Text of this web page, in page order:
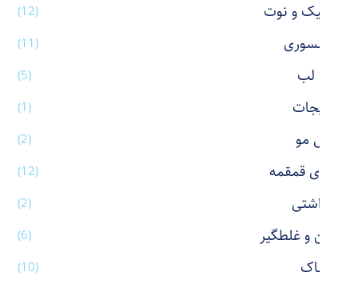
استیک و نوت (12)
اکسسوری (11)
بالم لب (5)
بدلیجات (1)
برس مو (2)
بطری قمقمه (12)
بهداشتی (2)
پاکن و غلطگیر (6)
پوشاک (10)